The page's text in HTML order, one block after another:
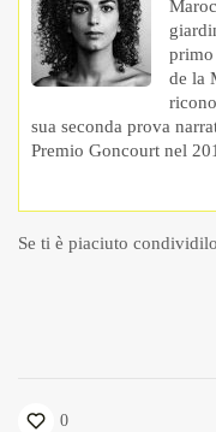
de la
sua seconda prova
Premio Goncourt nel
Se ti è piaciuto
0